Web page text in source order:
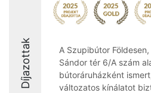
Díjazottak
A Szupibútor
Sándor tér 6/A szám
bútoráruházként
változatos kínálatot